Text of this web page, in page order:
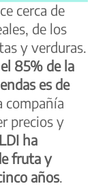
cerca de
de los
y verduras.
85% de la
es de
compañía
precios y
ha
fruta y
años.